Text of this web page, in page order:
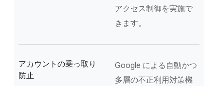
アクセス制御を実施で
きます。
アカウントの乗っ取り
防止
Google による自動かつ
多層の不正利用対策機